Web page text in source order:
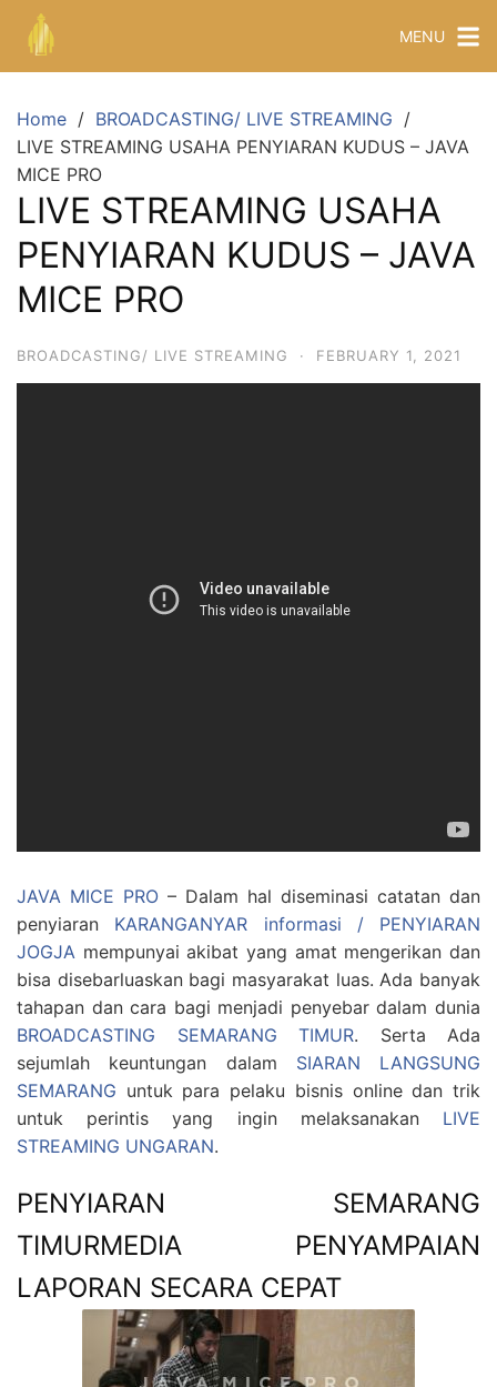
MENU
Home
BROADCASTING/ LIVE STREAMING
LIVE STREAMING USAHA PENYIARAN KUDUS – JAVA
MICE PRO
LIVE STREAMING USAHA
PENYIARAN KUDUS – JAVA
MICE PRO
BROADCASTING/ LIVE STREAMING · FEBRUARY 1, 2021
JAVA MICE PRO – Dalam hal diseminasi catatan dan
penyiaran KARANGANYAR informasi / PENYIARAN
JOGJA mempunyai akibat yang amat mengerikan dan
bisa disebarluaskan bagi masyarakat luas. Ada banyak
tahapan dan cara bagi menjadi penyebar dalam dunia
BROADCASTING SEMARANG TIMUR. Serta Ada
sejumlah keuntungan dalam SIARAN LANGSUNG
SEMARANG untuk para pelaku bisnis online dan trik
untuk perintis yang ingin melaksanakan LIVE
STREAMING UNGARAN.
PENYIARAN SEMARANG
TIMURMEDIA PENYAMPAIAN
LAPORAN SECARA CEPAT